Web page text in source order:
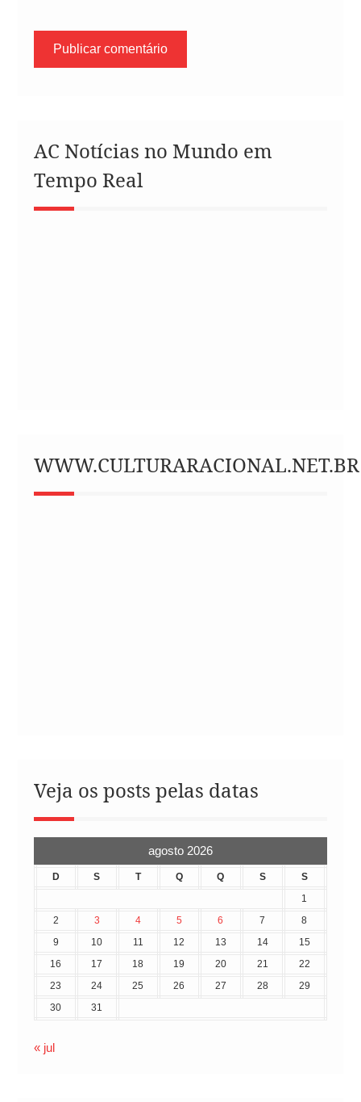
AC Notícias no Mundo em
Tempo Real
WWW.CULTURARACIONAL.NET.BR
Veja os posts pelas datas
agosto 2026
D S T Q Q S
S
1
2
3 4 5 6 7
8
9
10 11 12 13 14
15
16
17 18 19 20 21
22
23
24 25 26 27 28
29
30
31
« jul